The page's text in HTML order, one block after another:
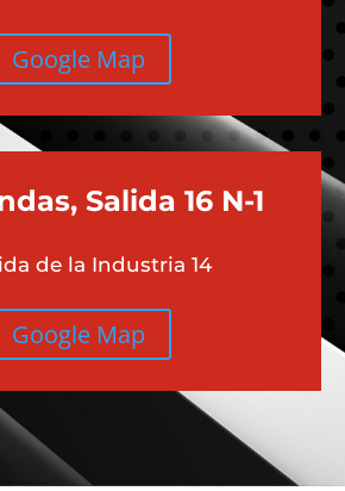
Google Map
Salida 16 N-1
de la Industria 14
Google Map